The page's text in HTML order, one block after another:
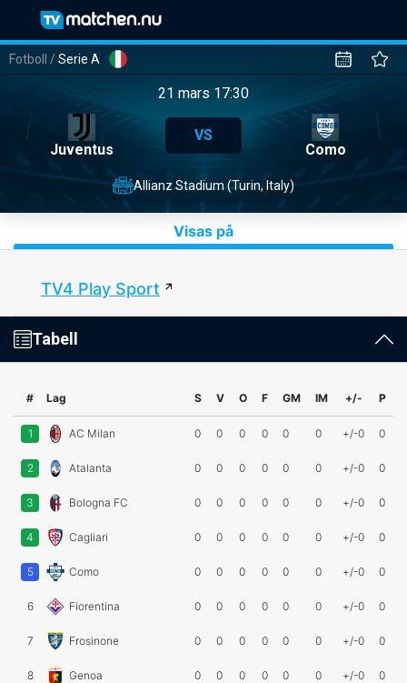
Fotboll /Serie A
21 mars 17:30
Juventus
VS
Como
Allianz Stadium (Turin, Italy)
Visas på
TV4 Play Sport
Tabell
# Lag S V O F GM IM +/- P
1 AC Milan 0 0 0 0 0 0 +/-0 0
2 Atalanta 0 0 0 0 0 0 +/-0 0
3 Bologna FC 0 0 0 0 0 0 +/-0 0
4 Cagliari 0 0 0 0 0 0 +/-0 0
5 Como 0 0 0 0 0 0 +/-0 0
6 Fiorentina 0 0 0 0 0 0 +/-0 0
7 Frosinone 0 0 0 0 0 0 +/-0 0
8 Genoa 0 0 0 0 0 0 +/-0 0